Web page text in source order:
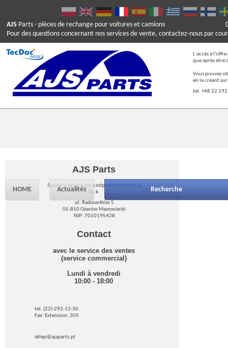
AJS Parts - pièces de rechange pour voitures et camions
Pour des questions concernant nos services de vente, contactez-nous par
L'accès à
que après etre
Vous pouvez
en le créant
tel. +48 22
HOME Actualités Recherche
AJS Parts
Spółka z ograniczoną odpowiedzialnością
Sp.k.
ul. Radziwiłłów 5
05-850 Ożarów Mazowiecki
NIP: 7010195428
Contact
avec le service des ventes
(service commercial)
Lundi à vendredi
10:00 - 18:00
tel. (22)-292-12-30
Fax: Extension: 305
sklep@ajsparts.pl